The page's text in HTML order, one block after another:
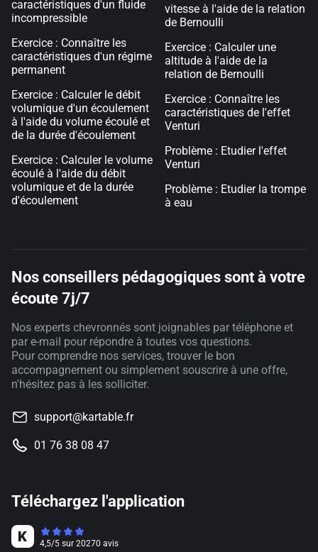
caractéristiques d'un fluide
incompressible
Exercice : Connaître les
caractéristiques d'un régime
permanent
Exercice : Calculer le débit
volumique d'un écoulement
à l'aide du volume écoulé et
de la durée d'écoulement
Exercice : Calculer le volume
écoulé à l'aide du débit
volumique et de la durée
d'écoulement
vitesse à l'aide de la relation
de Bernoulli
Exercice : Calculer une
altitude à l'aide de la
relation de Bernoulli
Exercice : Connaître les
caractéristiques de l'effet
Venturi
Problème : Etudier l'effet
Venturi
Problème : Etudier la trompe
à eau
Nos conseillers pédagogiques sont à votre
écoute 7j/7
Nos experts chevronnés sont joignables par téléphone et
par e-mail pour répondre à toutes vos questions.
Pour comprendre nos services, trouver le bon
accompagnement ou simplement souscrire à une offre,
n'hésitez pas à les solliciter.
support@kartable.fr
01 76 38 08 47
Téléchargez l'application
4,5/5 sur 20270 avis